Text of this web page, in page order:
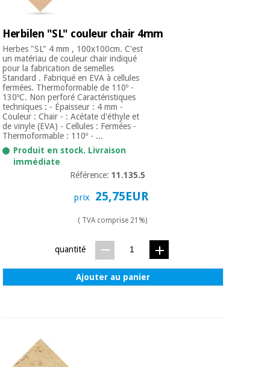
chirurgicaux
(déstockage)
Armoires
sanitaires
Vétérinaire
Orthopédie
Herbilen "SL" couleur chair 4mm
Herbes "SL" 4 mm , 100x100cm. C'est
un matériau de couleur chair indiqué
pour la fabrication de semelles
Standard . Fabriqué en EVA à cellules
fermées. Thermoformable de 110º -
130ºC. Non perforé Caractéristiques
techniques : - Épaisseur : 4 mm -
Couleur : Chair - : Acétate d'éthyle et
de vinyle (EVA) - Cellules : Fermées -
Thermoformable : 110º - ...
Produit en stock. Livraison
immédiate
Référence:11.135.5
prix 25,75EUR
( TVA comprise 21%)
quantité
Ajouter au panier